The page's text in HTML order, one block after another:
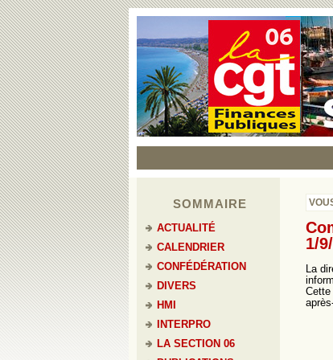
SOMMAIRE
ACTUALITÉ
CALENDRIER
CONFÉDÉRATION
DIVERS
HMI
INTERPRO
LA SECTION 06
1/
La
Cette